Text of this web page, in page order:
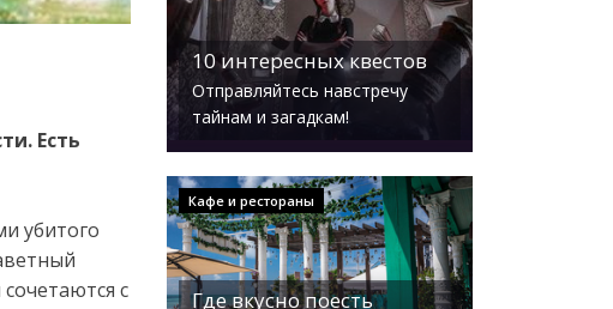
Есть
убитого
с
10 интересных квестов
Отправляйтесь навстречу
тайнам и загадкам!
Кафе и рестораны
Где вкусно поесть